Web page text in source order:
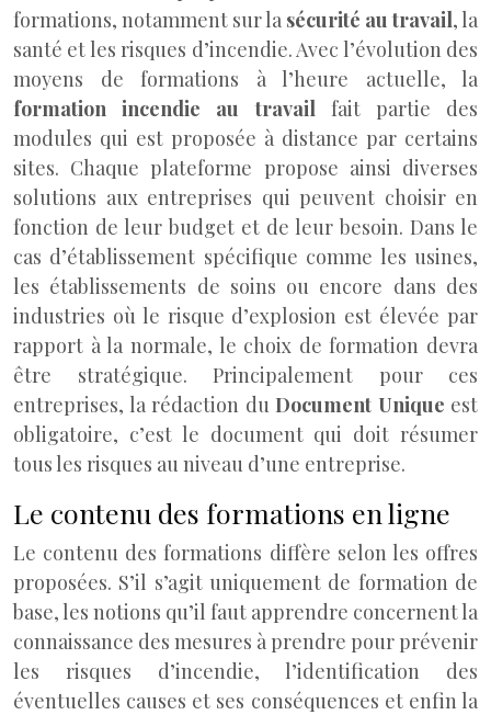
formations, notamment sur la sécurité au travail, la
santé et les risques d’incendie. Avec l’évolution des
moyens de formations à l’heure actuelle, la
formation incendie au travailfait partie des
modules qui est proposée à distance par certains
sites. Chaque plateforme propose ainsi diverses
solutions aux entreprises qui peuvent choisir en
fonction de leur budget et de leur besoin. Dans le
cas d’établissement spécifique comme les usines,
les établissements de soins ou encore dans des
industries où le risque d’explosion est élevée par
rapport à la normale, le choix de formation devra
être stratégique. Principalement pour ces
entreprises, la rédaction du Document Unique est
obligatoire, c’est le document qui doit résumer
tous les risques au niveau d’une entreprise.
Le contenu des formations en ligne
Le contenu des formations diffère selon les offres
proposées. S’il s’agit uniquement de formation de
base, les notions qu’il faut apprendre concernent la
connaissance des mesures à prendre pour prévenir
les risques d’incendie, l’identification des
éventuelles causes et ses conséquences et enfin la